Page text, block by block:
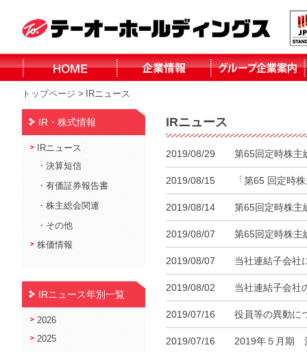
北見日産自動車
株式会社
トップページ > IRニュース
IR・株式情報
IRニュース
・ 決算短信
・ 有価証券報告書
・ 株主総会関連
・ その他
株価情報
IRニュース年別一覧
2026
2025
IRニュース
2019/08/29 第65回定時株
2019/08/15 「第65 回定時
2019/08/14 第65回定時株
2019/08/07 第65回定時株主
2019/08/07 当社連結⼦会社
2019/08/02 当社連結⼦会社
2019/07/16 役員等の異動に
2019/07/16 2019年５月期